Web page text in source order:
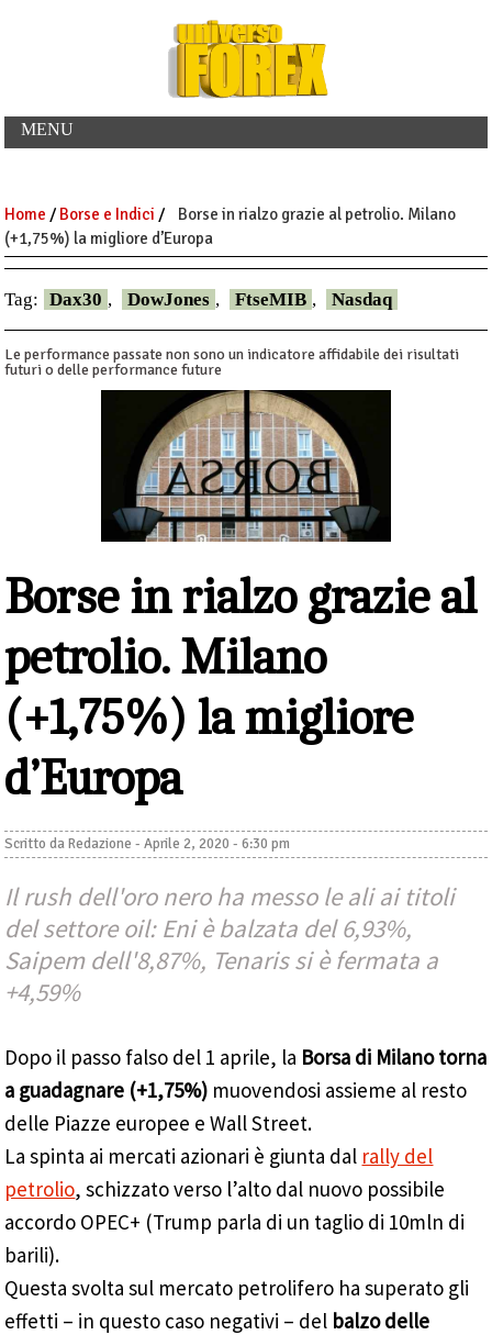
MENU
Home / Borse e Indici /
Borse in rialzo grazie al petrolio. Milano
(+1,75%) la migliore d’Europa
Tag: Dax30 , DowJones , FtseMIB , Nasdaq
Le performance passate non sono un indicatore affidabile dei risultati
futuri o delle performance future
Borse in rialzo grazie al
petrolio. Milano
(+1,75%) la migliore
d’Europa
Scritto daRedazione -Aprile 2, 2020 - 6:30 pm
Il rush dell'oro nero ha messo le ali ai titoli
del settore oil: Eni è balzata del 6,93%,
Saipem dell'8,87%, Tenaris si è fermata a
+4,59%
Dopo il passo falso del 1 aprile, la Borsa di Milano torna
a guadagnare (+1,75%) muovendosi assieme al resto
delle Piazze europee e Wall Street.
La spinta ai mercati azionari è giunta dal rally del
petrolio, schizzato verso l’alto dal nuovo possibile
accordo OPEC+ (Trump parla di un taglio di 10mln di
barili).
Questa svolta sul mercato petrolifero ha superato gli
effetti – in questo caso negativi – del balzo delle